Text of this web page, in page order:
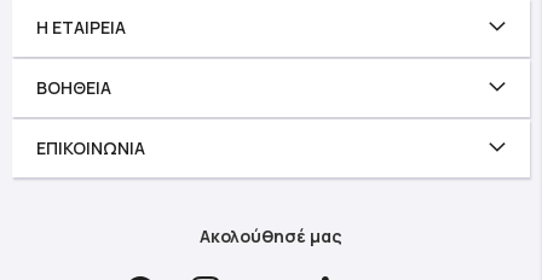
Η ΕΤΑΙΡΕΊΑ
ΒΟΉΘΕΙΑ
ΕΠΙΚΟΙΝΩΝΊΑ
Ακολούθησέ μας